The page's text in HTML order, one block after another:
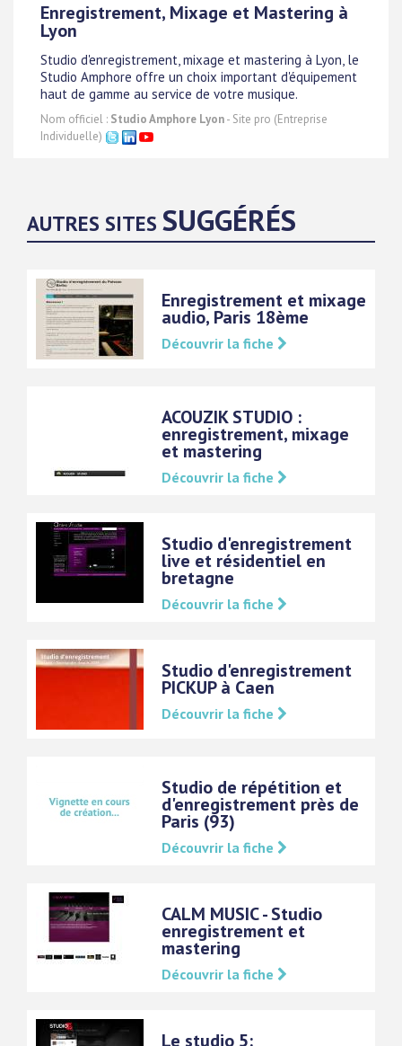
Enregistrement, Mixage et Mastering à
Lyon
Studio d'enregistrement, mixage et mastering à Lyon, le
Studio Amphore offre un choix important d'équipement
haut de gamme au service de votre musique.
Nom officiel : Studio Amphore Lyon- Site pro (Entreprise
Individuelle)
AUTRES SITES SUGGÉRÉS
Enregistrement et mixage
audio, Paris 18ème
Découvrir la fiche
ACOUZIK STUDIO :
enregistrement, mixage
et mastering
Découvrir la fiche
Studio d'enregistrement
live et résidentiel en
bretagne
Découvrir la fiche
Studio d'enregistrement
PICKUP à Caen
Découvrir la fiche
Studio de répétition et
d'enregistrement près de
Paris (93)
Découvrir la fiche
CALM MUSIC - Studio
enregistrement et
mastering
Découvrir la fiche
Le studio 5: